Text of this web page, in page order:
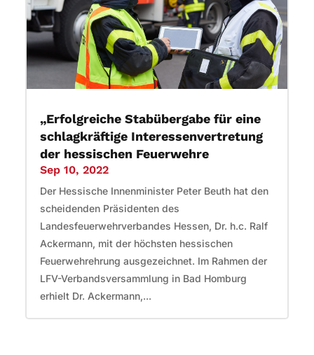
„Erfolgreiche Stabübergabe für eine
schlagkräftige Interessenvertretung
der hessischen Feuerwehre
Sep 10, 2022
Der Hessische Innenminister Peter Beuth hat den
scheidenden Präsidenten des
Landesfeuerwehrverbandes Hessen, Dr. h.c. Ralf
Ackermann, mit der höchsten hessischen
Feuerwehrehrung ausgezeichnet. Im Rahmen der
LFV-Verbandsversammlung in Bad Homburg
erhielt Dr. Ackermann,...